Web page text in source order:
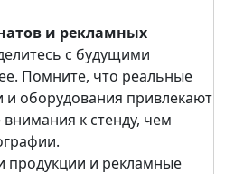
и рекламных
с будущими
Помните, что реальные
и оборудования привлекают
к стенду, чем
продукции и рекламные